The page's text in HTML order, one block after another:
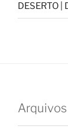
DESERTO |
Arquivos